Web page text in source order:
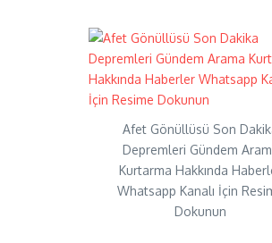
Afet Gönüllüsü Son
Depremleri Gündem
Kurtarma Hakkında
Whatsapp Kanalı İçin
Dokunun